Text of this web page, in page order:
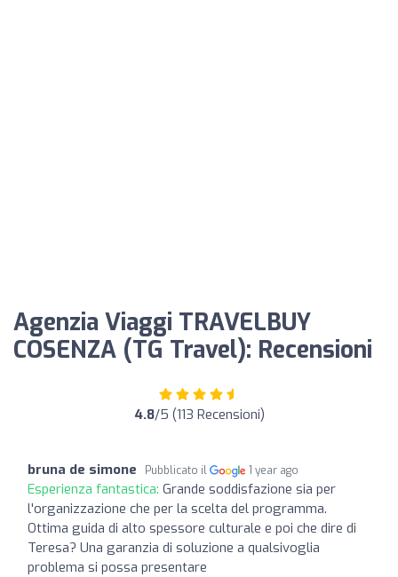
Agenzia Viaggi TRAVELBUY
COSENZA (TG Travel): Recensioni
4.8/5 (113 Recensioni)
bruna de simone Pubblicato il 1 year ago
Esperienza fantastica: Grande soddisfazione sia per
l'organizzazione che per la scelta del programma.
Ottima guida di alto spessore culturale e poi che dire di
Teresa? Una garanzia di soluzione a qualsivoglia
problema si possa presentare